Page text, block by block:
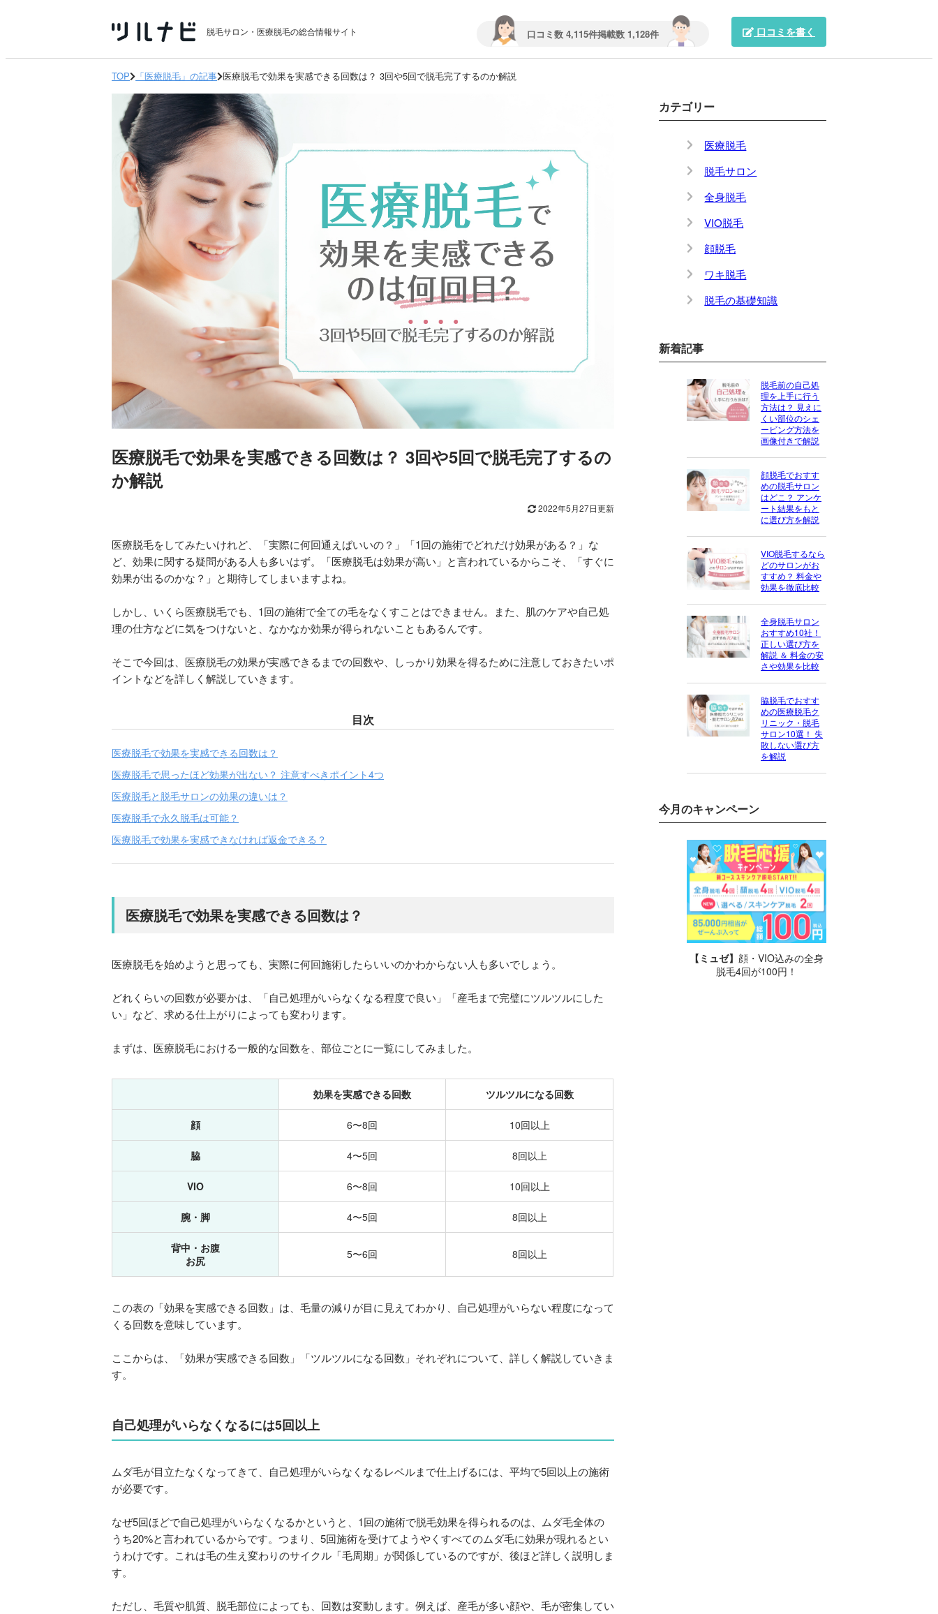
脱毛サロン・医療脱毛の総合情報サイト 口コミ数 4,115件掲載数 1,128件 口コミを書く
TOP 「医療脱毛」の記事 医療脱毛で効果を実感できる回数は？ 3回や5回で脱毛完了するのか解説
医療脱毛で効果を実感できる回数は？ 3回や5回で脱毛完了するの
か解説
2022年5月27日更新
医療脱毛をしてみたいけれど、「実際に何回通えばいいの？」「1回の施術でどれだけ効果がある？」な
ど、効果に関する疑問がある人も多いはず。「医療脱毛は効果が高い」と言われているからこそ、「すぐに
効果が出るのかな？」と期待してしまいますよね。
しかし、いくら医療脱毛でも、1回の施術で全ての毛をなくすことはできません。また、肌のケアや自己処
理の仕方などに気をつけないと、なかなか効果が得られないこともあるんです。
そこで今回は、医療脱毛の効果が実感できるまでの回数や、しっかり効果を得るために注意しておきたいポ
イントなどを詳しく解説していきます。
目次
医療脱毛で効果を実感できる回数は？
医療脱毛で思ったほど効果が出ない？ 注意すべきポイント4つ
医療脱毛と脱毛サロンの効果の違いは？
医療脱毛で永久脱毛は可能？
医療脱毛で効果を実感できなければ返金できる？
医療脱毛で効果を実感できる回数は？
医療脱毛を始めようと思っても、実際に何回施術したらいいのかわからない人も多いでしょう。
どれくらいの回数が必要かは、「自己処理がいらなくなる程度で良い」「産毛まで完璧にツルツルにした
い」など、求める仕上がりによっても変わります。
まずは、医療脱毛における一般的な回数を、部位ごとに一覧にしてみました。
効果を実感できる回数 ツルツルになる回数
顔 6〜8回 10回以上
脇 4〜5回 8回以上
VIO 6〜8回 10回以上
腕・脚 4〜5回 8回以上
背中・お腹
お尻
5〜6回 8回以上
この表の「効果を実感できる回数」は、毛量の減りが目に見えてわかり、自己処理がいらない程度になって
くる回数を意味しています。
ここからは、「効果が実感できる回数」「ツルツルになる回数」それぞれについて、詳しく解説していきま
す。
自己処理がいらなくなるには5回以上
ムダ毛が目立たなくなってきて、自己処理がいらなくなるレベルまで仕上げるには、平均で5回以上の施術
が必要です。
なぜ5回ほどで自己処理がいらなくなるかというと、1回の施術で脱毛効果を得られるのは、ムダ毛全体の
うち20%と言われているからです。つまり、5回施術を受けてようやくすべてのムダ毛に効果が現れるとい
うわけです。これは毛の生え変わりのサイクル「毛周期」が関係しているのですが、後ほど詳しく説明しま
す。
ただし、毛質や肌質、脱毛部位によっても、回数は変動します。例えば、産毛が多い顔や、毛が密集してい
カテゴリー
医療脱毛
脱毛サロン
全身脱毛
VIO脱毛
顔脱毛
ワキ脱毛
脱毛の基礎知識
新着記事
脱毛前の自己処
理を上手に行う
方法は？ 見えに
くい部位のシェ
ービング方法を
画像付きで解説
顔脱毛でおすす
めの脱毛サロン
はどこ？ アンケ
ート結果をもと
に選び方を解説
VIO脱毛するなら
どのサロンがお
すすめ？ 料金や
効果を徹底比較
全身脱毛サロン
おすすめ10社！
正しい選び方を
解説 ＆ 料金の安
さや効果を比較
脇脱毛でおすす
めの医療脱毛ク
リニック・脱毛
サロン10選！ 失
敗しない選び方
を解説
今月のキャンペーン
【ミュゼ】 顔・VIO込みの全身
脱毛4回が100円！